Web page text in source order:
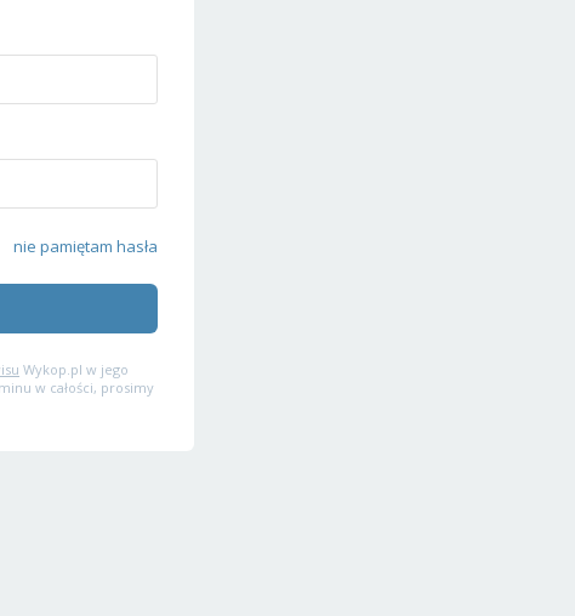
nie pamiętam hasła
Wykop.pl w jego
w całości, prosimy